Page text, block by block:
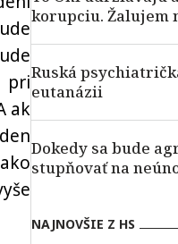
pri
ak
korupciu. Žalujem
Ruská
eutanázii
Dokedy sa bude
stupňovať na
NAJNOVŠIE Z HS